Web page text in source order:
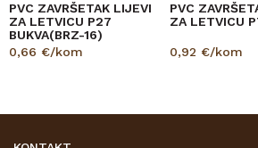
PVC ZAVRŠETAK LIJEVI
ZA LETVICU P27
BUKVA(BRZ-16)
0,66 €/kom
PVC
ZA LETVICU
0,92 €/kom